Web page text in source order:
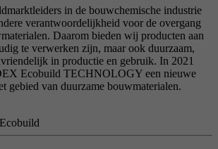
in de bouwchemische industrie
verantwoordelijkheid voor de overgang
Daarom bieden wij producten aan
te verwerken zijn, maar ook duurzaam,
in productie en gebruik. In 2021
Ecobuild TECHNOLOGY een nieuwe
gebied van duurzame bouwmaterialen.